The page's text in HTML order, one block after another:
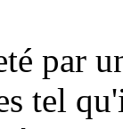
par
tel